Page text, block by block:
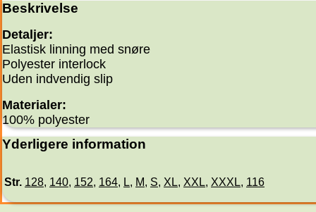
Beskrivelse
Detaljer:
Elastisk linning med snøre
Polyester interlock
Uden indvendig slip
Materialer:
100% polyester
Yderligere information
Str. 128, 140, 152, 164, L, M, S, XL, XXL, XXXL, 116